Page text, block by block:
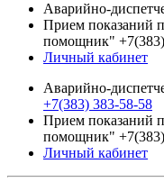
Аварийно-
Прием показаний
помощник"
Личный кабинет
Аварийно-
+7(383) 383-58-58
Прием показаний
помощник"
Личный кабинет